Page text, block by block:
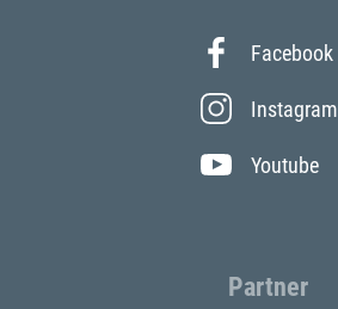
Facebook
Instagram
Youtube
Partner